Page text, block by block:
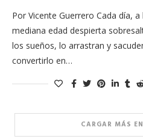
Por Vicente Guerrero Cada día,
mediana edad despierta
los sueños, lo arrastran y
convertirlo en…
CARGAR MÁS